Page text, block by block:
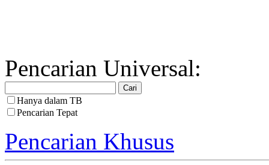
Pencarian Universal:
Hanya dalam TB
Pencarian Tepat
Pencarian Khusus